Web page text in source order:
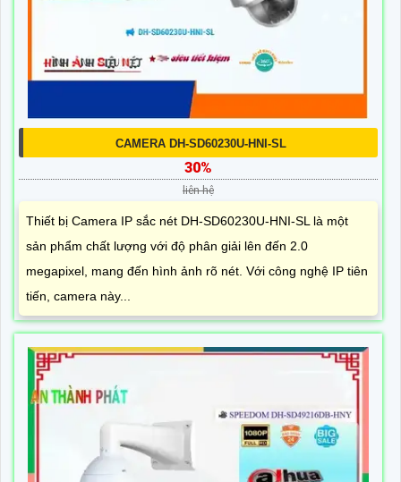
CAMERA DH-SD60230U-HNI-SL
30%
liên hệ
Thiết bị Camera IP sắc nét DH-SD60230U-HNI-SL là một
sản phẩm chất lượng với độ phân giải lên đến 2.0
megapixel, mang đến hình ảnh rõ nét. Với công nghệ IP tiên
tiến, camera này...